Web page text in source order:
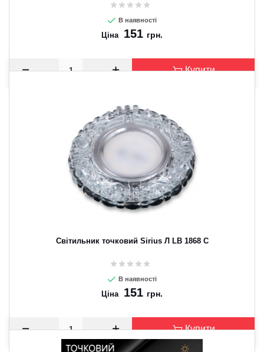
В наявності
Ціна 151 грн.
Купити
Світильник точковий Sirius Л LB 1868 C
В наявності
Ціна 151 грн.
Купити